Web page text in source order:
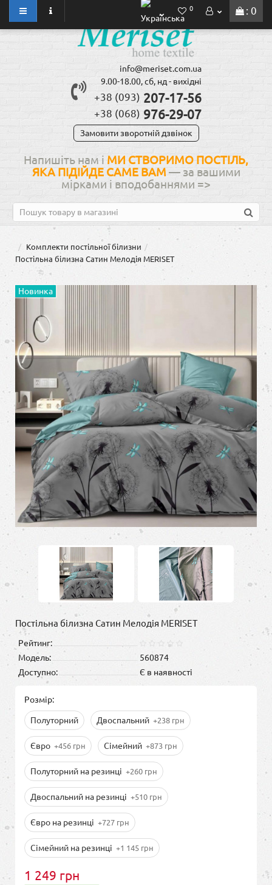
: 0
0
info@meriset.com.ua
9.00-18.00, сб, нд - вихідні
+38 (093) 207-17-56
+38 (068) 976-29-07
Замовити зворотній дзвінок
Напишіть нам і МИ СТВОРИМО ПОСТІЛЬ,
ЯКА ПІДІЙДЕ САМЕ ВАМ — за вашими
мірками і вподобаннями =>
Комплекти постільної білизни
Постільна білизна Сатин Мелодія MERISET
Новинка
Постільна білизна Сатин Мелодія MERISET
Рейтинг:
Модель:
560874
Доступно:
Є в наявності
Розмір:
Полуторний Двоспальний +238 грн
Євро +456 грн Сімейний +873 грн
Полуторний на резинці +260 грн
Двоспальний на резинці +510 грн
Євро на резинці +727 грн
Сімейний на резинці +1 145 грн
1 249 грн